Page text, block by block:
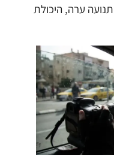
ערה, היכולת